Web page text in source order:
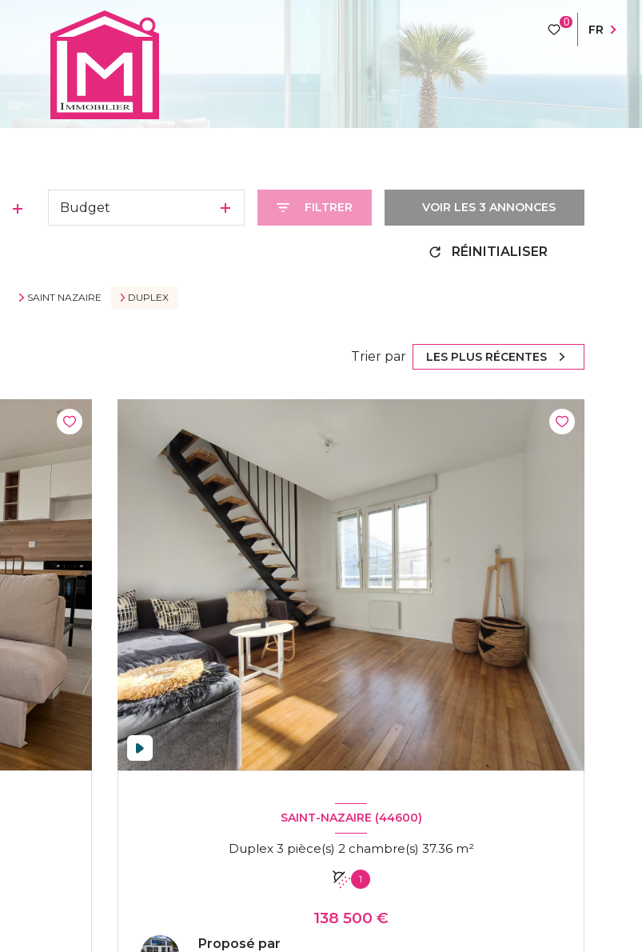
0
FR
Budget FILTRER VOIR LES 3 ANNONCES
RÉINITIALISER
SAINT NAZAIRE DUPLEX
Trier par LES PLUS RÉCENTES
SAINT-NAZAIRE (44600)
Duplex 3 pièce(s) 2 chambre(s) 37.36 m²
1
138 500 €
Proposé par